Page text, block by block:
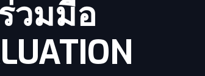
วมมือ